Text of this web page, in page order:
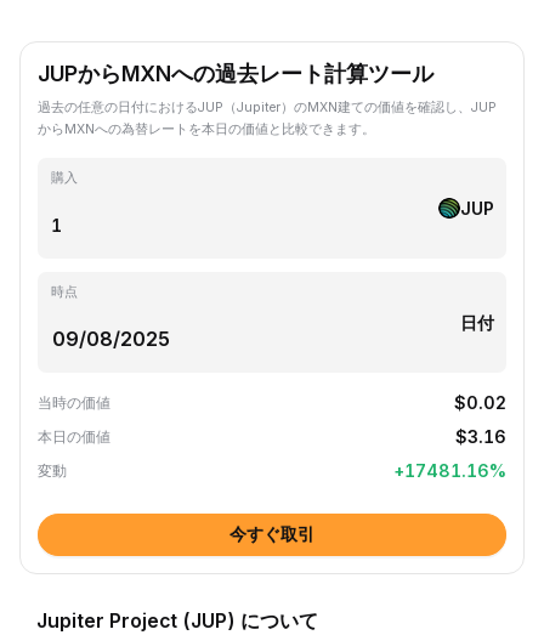
JUPからMXNへの過去レート計算ツール
過去の任意の日付におけるJUP（Jupiter）のMXN建ての価値を確認し、JUP
からMXNへの為替レートを本日の価値と比較できます。
購入
JUP
時点
日付
当時の価値 $0.02
本日の価値 $3.16
変動 +17481.16%
今すぐ取引
Jupiter Project (JUP) について